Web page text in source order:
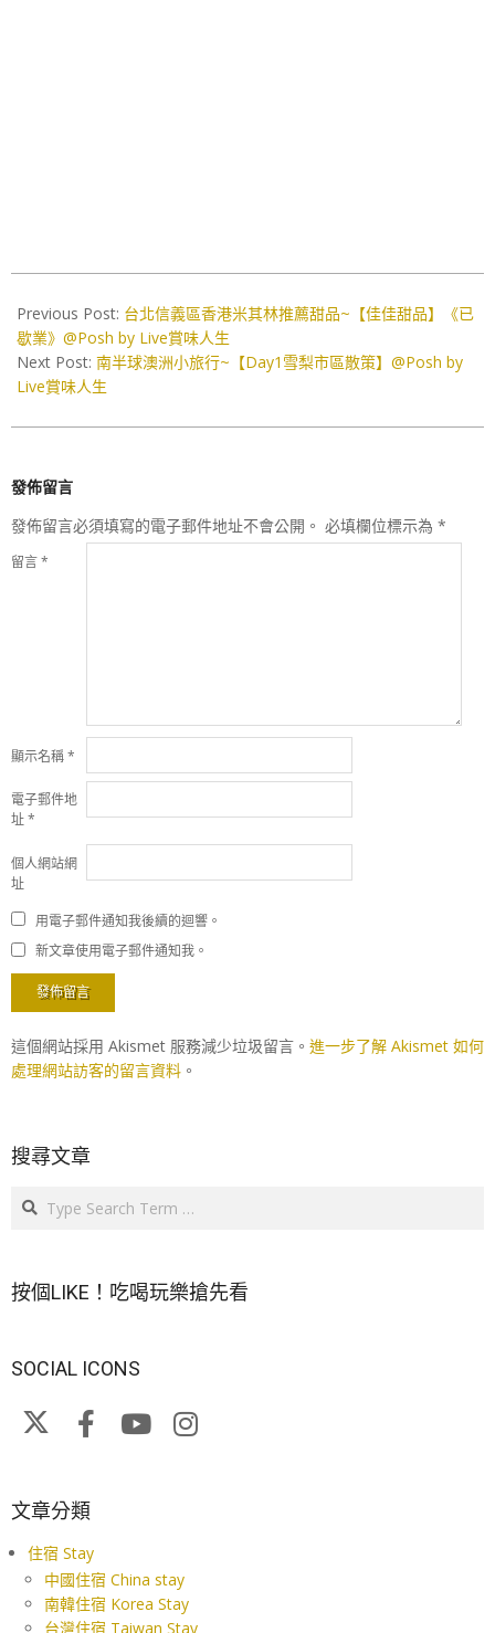
04-
21
Previous Post: 台北信義區香港米其林推薦甜品~【佳佳甜品】《已
歇業》@Posh by Live賞味人生
Next Post: 南半球澳洲小旅行~【Day1雪梨市區散策】@Posh by
Live賞味人生
發佈留言
發佈留言必須填寫的電子郵件地址不會公開。 必填欄位標示為 *
留言*
顯示名稱*
電子郵件地
址*
個人網站網
址
用電子郵件通知我後續的迴響。
新文章使用電子郵件通知我。
這個網站採用 Akismet 服務減少垃圾留言。 進一步了解 Akismet 如何
處理網站訪客的留言資料 。
搜尋文章
Search
按個LIKE！吃喝玩樂搶先看
SOCIAL ICONS
文章分類
住宿 Stay
中國住宿 China stay
南韓住宿 Korea Stay
台灣住宿 Taiwan Stay